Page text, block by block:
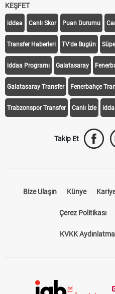
KEŞFET
iddaa Canlı Skor Puan Durumu
Transfer Haberleri TV'de Bugün
iddaa Programı Galatasaray
Galatasaray Transfer Fenerbahçe
Trabzonspor Transfer Canlı İzle
Takip Et
Bize Ulaşın Künye
Çerez Politikası
KVKK